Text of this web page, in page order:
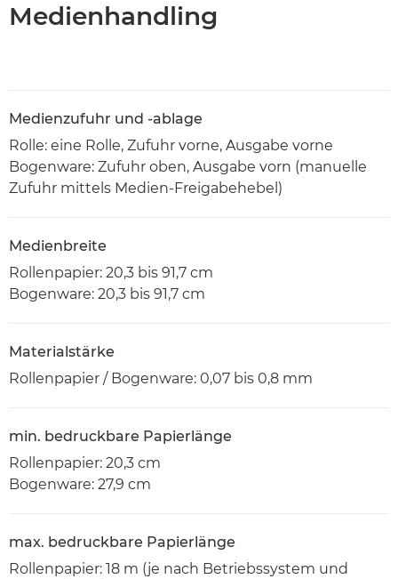
Medienhandling
Medienzufuhr und -ablage
Rolle: eine Rolle, Zufuhr vorne, Ausgabe vorne
Bogenware: Zufuhr oben, Ausgabe vorn (manuelle
Zufuhr mittels Medien-Freigabehebel)
Medienbreite
Rollenpapier: 20,3 bis 91,7 cm
Bogenware: 20,3 bis 91,7 cm
Materialstärke
Rollenpapier / Bogenware: 0,07 bis 0,8 mm
min. bedruckbare Papierlänge
Rollenpapier: 20,3 cm
Bogenware: 27,9 cm
max. bedruckbare Papierlänge
Rollenpapier: 18 m (je nach Betriebssystem und